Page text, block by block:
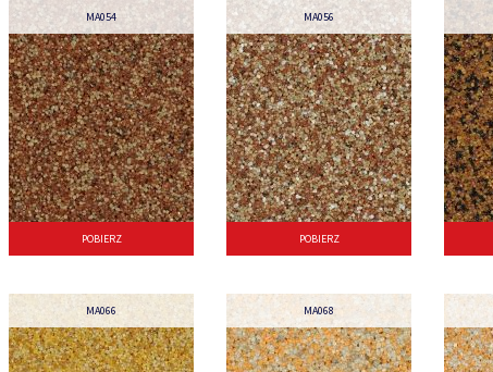
MA054
POBIERZ
MA056
POBIERZ
MA066 MA068